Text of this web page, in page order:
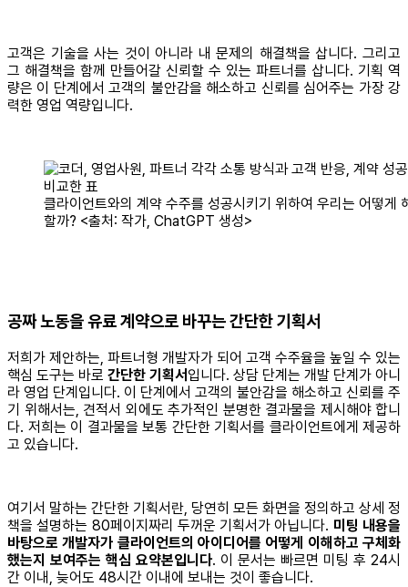
고객은 기술을 사는 것이 아니라 내 문제의 해결책을 삽니다. 그리고
그 해결책을 함께 만들어갈 신뢰할 수 있는 파트너를 삽니다. 기획 역
량은 이 단계에서 고객의 불안감을 해소하고 신뢰를 심어주는 가장 강
력한 영업 역량입니다.
클라이언트와의 계약 수주를 성공시키기 위하여 우리는 어떻게
할까? <출처: 작가, ChatGPT 생성>
공짜 노동을 유료 계약으로 바꾸는 간단한 기획서
저희가 제안하는, 파트너형 개발자가 되어 고객 수주율을 높일 수 있는
핵심 도구는 바로 간단한 기획서 입니다. 상담 단계는 개발 단계가 아니
라 영업 단계입니다. 이 단계에서 고객의 불안감을 해소하고 신뢰를 주
기 위해서는, 견적서 외에도 추가적인 분명한 결과물을 제시해야 합니
다. 저희는 이 결과물을 보통 간단한 기획서를 클라이언트에게 제공하
고 있습니다.
여기서 말하는 간단한 기획서란, 당연히 모든 화면을 정의하고 상세 정
책을 설명하는 80페이지짜리 두꺼운 기획서가 아닙니다. 미팅 내용을
바탕으로 개발자가 클라이언트의 아이디어를 어떻게 이해하고 구체화
했는지 보여주는 핵심 요약본입니다. 이 문서는 빠르면 미팅 후 24시
간 이내, 늦어도 48시간 이내에 보내는 것이 좋습니다.